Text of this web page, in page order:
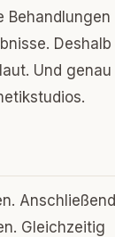
Behandlungen
Deshalb
Und genau
Anschließend
Gleichzeitig